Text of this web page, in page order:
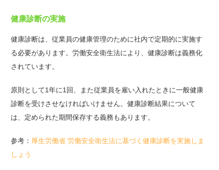
健康診断の実施
健康診断は、従業員の健康管理のために社内で定期的に実施す
る必要があります。労働安全衛生法により、健康診断は義務化
されています。
原則として1年に1回、また従業員を雇い入れたときに一般健康
診断を受けさせなければいけません。健康診断結果について
は、定められた期間保存する義務もあります。
参考： 厚生労働省 労働安全衛生法に基づく健康診断を実施しま
しょう